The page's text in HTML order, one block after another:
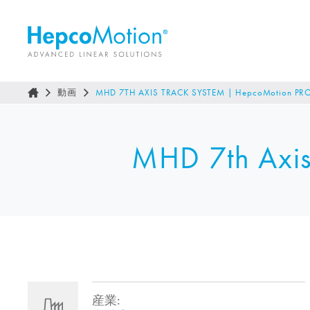
動画 MHD 7TH AXIS TRACK SYSTEM | HepcoMotion
MHD 7th
産業: